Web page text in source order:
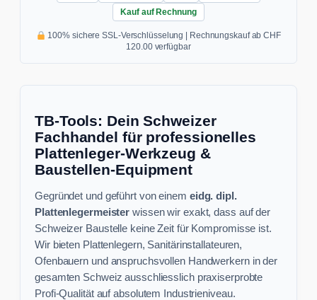
Kauf auf Rechnung
100% sichere SSL-Verschlüsselung | Rechnungskauf ab CHF
120.00 verfügbar
TB-Tools: Dein Schweizer
Fachhandel für professionelles
Plattenleger-Werkzeug &
Baustellen-Equipment
Gegründet und geführt von einem eidg. dipl.
Plattenlegermeister wissen wir exakt, dass auf der
Schweizer Baustelle keine Zeit für Kompromisse ist.
Wir bieten Plattenlegern, Sanitärinstallateuren,
Ofenbauern und anspruchsvollen Handwerkern in der
gesamten Schweiz ausschliesslich praxiserprobte
Profi-Qualität auf absolutem Industrieniveau.